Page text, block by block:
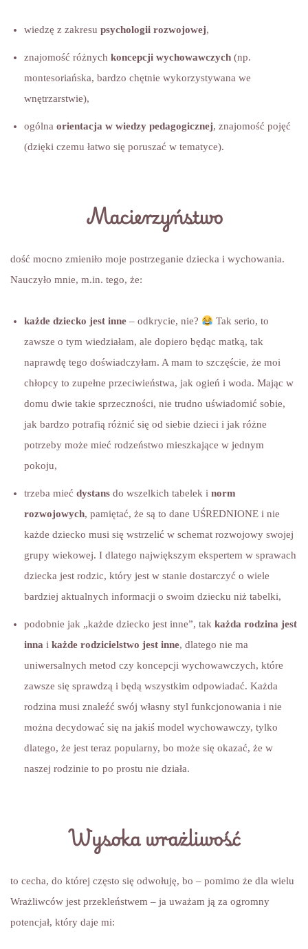
wiedzę z zakresu psychologii rozwojowej,
znajomość różnych koncepcji wychowawczych (np.
montesoriańska, bardzo chętnie wykorzystywana we
wnętrzarstwie),
ogólna orientacja w wiedzy pedagogicznej, znajomość pojęć
(dzięki czemu łatwo się poruszać w tematyce).
Macierzyństwo
dość mocno zmieniło moje postrzeganie dziecka i wychowania.
Nauczyło mnie, m.in. tego, że:
każde dziecko jest inne – odkrycie, nie?
Tak serio, to
zawsze o tym wiedziałam, ale dopiero będąc matką, tak
naprawdę tego doświadczyłam. A mam to szczęście, że moi
chłopcy to zupełne przeciwieństwa, jak ogień i woda. Mając w
domu dwie takie sprzeczności, nie trudno uświadomić sobie,
jak bardzo potrafią różnić się od siebie dzieci i jak różne
potrzeby może mieć rodzeństwo mieszkające w jednym
pokoju,
trzeba mieć dystans do wszelkich tabelek i norm
rozwojowych, pamiętać, że są to dane UŚREDNIONE i nie
każde dziecko musi się wstrzelić w schemat rozwojowy swojej
grupy wiekowej. I dlatego największym ekspertem w sprawach
dziecka jest rodzic, który jest w stanie dostarczyć o wiele
bardziej aktualnych informacji o swoim dziecku niż tabelki,
podobnie jak „każde dziecko jest inne”, tak każda rodzina jest
inna i każde rodzicielstwo jest inne, dlatego nie ma
uniwersalnych metod czy koncepcji wychowawczych, które
zawsze się sprawdzą i będą wszystkim odpowiadać. Każda
rodzina musi znaleźć swój własny styl funkcjonowania i nie
można decydować się na jakiś model wychowawczy, tylko
dlatego, że jest teraz popularny, bo może się okazać, że w
naszej rodzinie to po prostu nie działa.
Wysoka wrażliwość
to cecha, do której często się odwołuję, bo – pomimo że dla wielu
Wrażliwców jest przekleństwem – ja uważam ją za ogromny
potencjał, który daje mi: